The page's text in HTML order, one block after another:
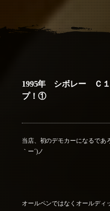
Blog
つぶやき
1995年 シボレー Ｃ
プ！①
当店、初のデモカーになるであ
｀ー´)ノ
オールペンではなくオールディ